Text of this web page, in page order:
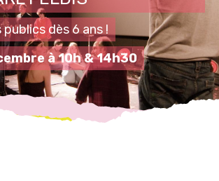
dès 6 ans !
à 10h & 14h30